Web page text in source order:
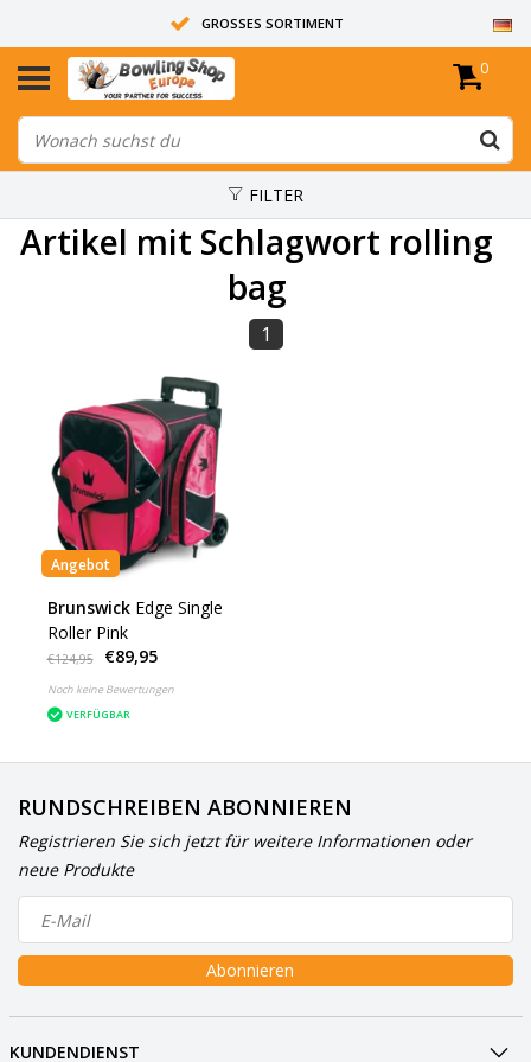
GROSSES SORTIMENT
14 TAGE RÜCKGABERECHT
ALLE BOWLINGKUGELN SIND UNGEBOHRT
0
FILTER
Artikel mit Schlagwort rolling
bag
1
Angebot
Brunswick Edge Single
Roller Pink
€124,95 €89,95
Noch keine Bewertungen
VERFÜGBAR
RUNDSCHREIBEN ABONNIEREN
Registrieren Sie sich jetzt für weitere Informationen oder
neue Produkte
Abonnieren
KUNDENDIENST